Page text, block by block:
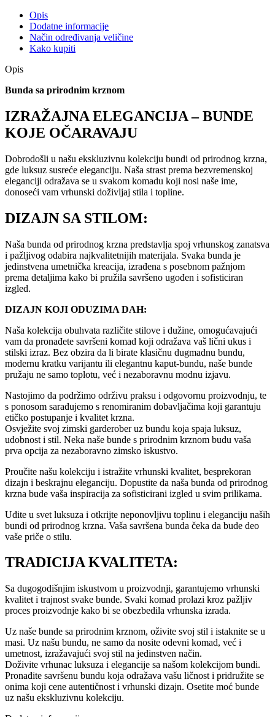
Opis
Dodatne informacije
Način određivanja veličine
Kako kupiti
Opis
Bunda sa prirodnim krznom
IZRAŽAJNA ELEGANCIJA – BUNDE
KOJE OČARAVAJU
Dobrodošli u našu ekskluzivnu kolekciju bundi od prirodnog krzna,
gde luksuz susreće eleganciju. Naša strast prema bezvremenskoj
eleganciji odražava se u svakom komadu koji nosi naše ime,
donoseći vam vrhunski doživljaj stila i topline.
DIZAJN SA STILOM:
Naša bunda od prirodnog krzna predstavlja spoj vrhunskog zanatsva
i pažljivog odabira najkvalitetnijih materijala. Svaka bunda je
jedinstvena umetnička kreacija, izrađena s posebnom pažnjom
prema detaljima kako bi pružila savršeno ugođen i sofisticiran
izgled.
DIZAJN KOJI ODUZIMA DAH:
Naša kolekcija obuhvata različite stilove i dužine, omogućavajući
vam da pronađete savršeni komad koji odražava vaš lični ukus i
stilski izraz. Bez obzira da li birate klasičnu dugmadnu bundu,
modernu kratku varijantu ili elegantnu kaput-bundu, naše bunde
pružaju ne samo toplotu, već i nezaboravnu modnu izjavu.
Nastojimo da podržimo održivu praksu i odgovornu proizvodnju, te
s ponosom sarađujemo s renomiranim dobavljačima koji garantuju
etičko postupanje i kvalitet krzna.
Osvježite svoj zimski garderober uz bundu koja spaja luksuz,
udobnost i stil. Neka naše bunde s prirodnim krznom budu vaša
prva opcija za nezaboravno zimsko iskustvo.
Proučite našu kolekciju i istražite vrhunski kvalitet, besprekoran
dizajn i beskrajnu eleganciju. Dopustite da naša bunda od prirodnog
krzna bude vaša inspiracija za sofisticirani izgled u svim prilikama.
Uđite u svet luksuza i otkrijte neponovljivu toplinu i eleganciju naših
bundi od prirodnog krzna. Vaša savršena bunda čeka da bude deo
vaše priče o stilu.
TRADICIJA KVALITETA:
Sa dugogodišnjim iskustvom u proizvodnji, garantujemo vrhunski
kvalitet i trajnost svake bunde. Svaki komad prolazi kroz pažljiv
proces proizvodnje kako bi se obezbedila vrhunska izrada.
Uz naše bunde sa prirodnim krznom, oživite svoj stil i istaknite se u
masi. Uz našu bundu, ne samo da nosite odevni komad, već i
umetnost, izražavajući svoj stil na jedinstven način.
Doživite vrhunac luksuza i elegancije sa našom kolekcijom bundi.
Pronađite savršenu bundu koja odražava vašu ličnost i pridružite se
onima koji cene autentičnost i vrhunski dizajn. Osetite moć bunde
uz našu ekskluzivnu kolekciju.